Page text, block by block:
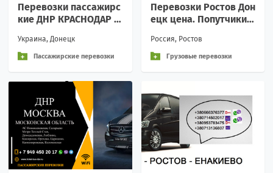
Перевозки пассажирс
кие ДНР КРАСНОДАР Д
ЛЕТЫ НА АВТОБУС ДНР
Украина, Донецк
Пассажирские перевозки
Перевозки Ростов Дон
ецк цена. Попутчики Р
Россия, Ростов
Грузовые перевозки